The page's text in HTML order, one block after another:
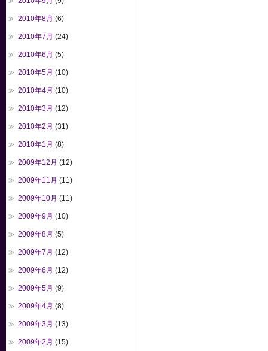
2010年8月 (6)
2010年7月 (24)
2010年6月 (5)
2010年5月 (10)
2010年4月 (10)
2010年3月 (12)
2010年2月 (31)
2010年1月 (8)
2009年12月 (12)
2009年11月 (11)
2009年10月 (11)
2009年9月 (10)
2009年8月 (5)
2009年7月 (12)
2009年6月 (12)
2009年5月 (9)
2009年4月 (8)
2009年3月 (13)
2009年2月 (15)